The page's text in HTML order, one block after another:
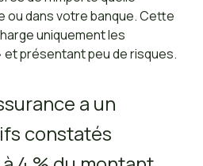
ou dans votre banque. Cette
uniquement les
et présentant peu de risques.
a un
constatés